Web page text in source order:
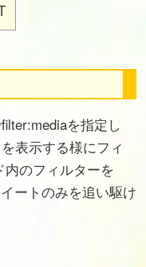
を指定し
表示する様にフィ
のフィルターを
ートのみを追い駆け